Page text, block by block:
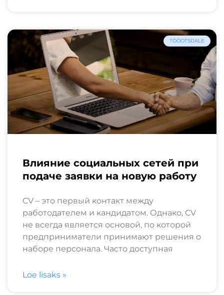
TÖÖOTSIJALE
Влияние социальных сетей при
подаче заявки на новую работу
CV – это первый контакт между
работодателем и кандидатом. Однако, CV
не всегда является основой, по которой
предприниматели принимают решения о
наборе персонала. Часто доступная
Loe lisaks »